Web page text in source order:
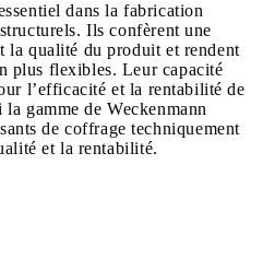
dans la fabrication
Ils confèrent une
la qualité du produit et rendent
plus flexibles. Leur capacité
l’efficacité et la rentabilité de
gamme de Weckenmann
de coffrage techniquement
et la rentabilité.